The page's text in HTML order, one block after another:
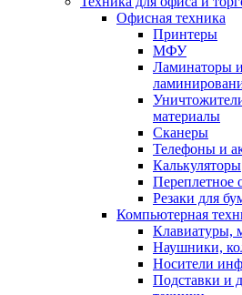
Офисная техника
Принтеры
МФУ
Ламинаторы
материалы
Сканеры
Телефоны и
Калькуляторы
Переплетное
Резаки для
Компьютерная
Клавиатуры,
Наушники,
Носители
Подставки и